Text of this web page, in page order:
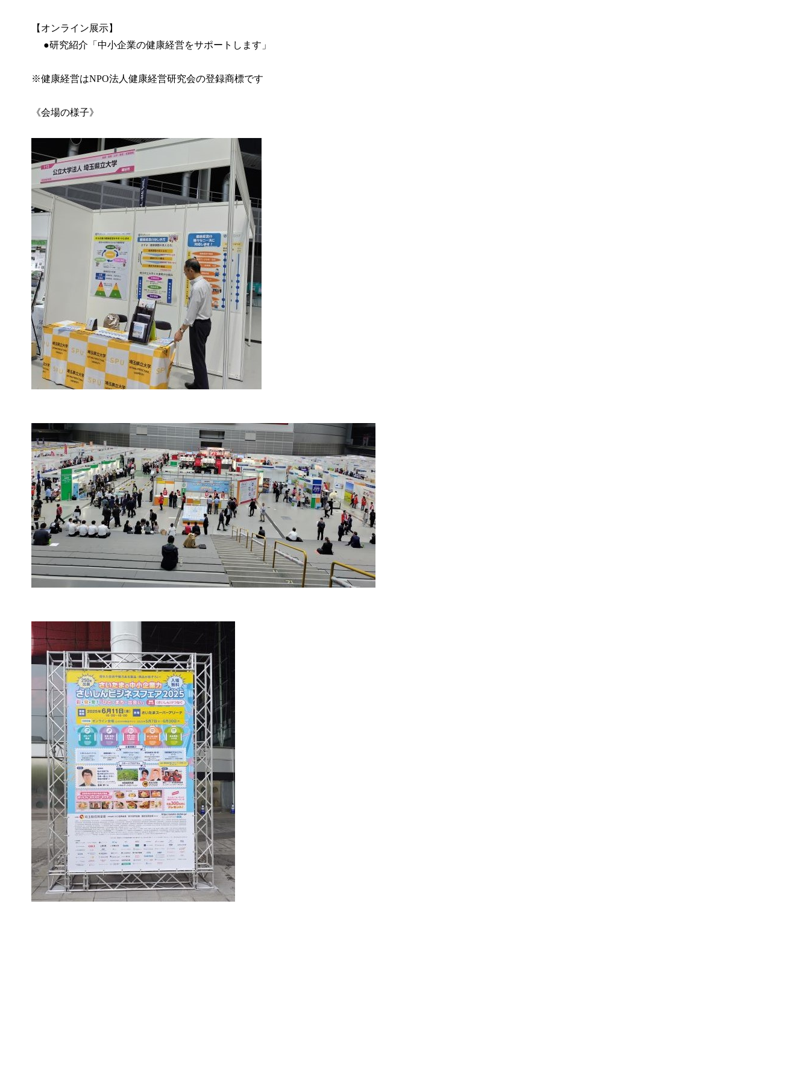
【オンライン展示】
●研究紹介 「 中小企業の健康経営をサポートします 」
※健康経営はNPO法人健康経営研究会の登録商標です
《会場の様子》